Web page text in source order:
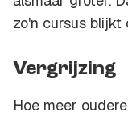
zo'n cursus blijkt
Vergrijzing
Hoe meer